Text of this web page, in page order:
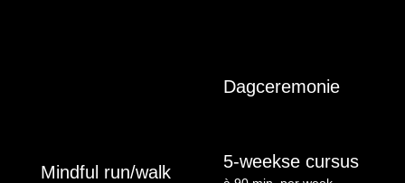
Dagceremonie
Mindful run/walk
5-weekse cursus